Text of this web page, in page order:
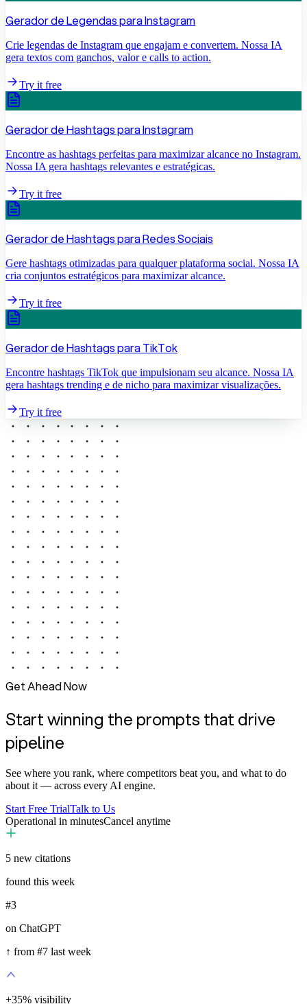
Gerador de Legendas para Instagram
Crie legendas de Instagram que engajam e convertem. Nossa IA
gera textos com ganchos, valor e calls to action.
Try it free
Gerador de Hashtags para Instagram
Encontre as hashtags perfeitas para maximizar alcance no Instagram.
Nossa IA gera hashtags relevantes e estratégicas.
Try it free
Gerador de Hashtags para Redes Sociais
Gere hashtags otimizadas para qualquer plataforma social. Nossa IA
cria conjuntos estratégicos para maximizar alcance.
Try it free
Gerador de Hashtags para TikTok
Encontre hashtags TikTok que impulsionam seu alcance. Nossa IA
gera hashtags trending e de nicho para maximizar visualizações.
Try it free
Get Ahead Now
Start winning the prompts that drive
pipeline
See where you rank, where competitors beat you, and what to do
about it — across every AI engine.
Start Free TrialTalk to Us
Operational in minutesCancel anytime
5 new citations
found this week
#3
on ChatGPT
↑ from #7 last week
+35% visibility